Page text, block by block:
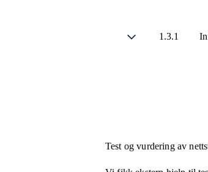
1.3.1
Test og vurdering av